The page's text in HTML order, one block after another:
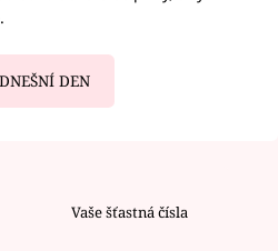
DEN
Vaše šťastná čísla